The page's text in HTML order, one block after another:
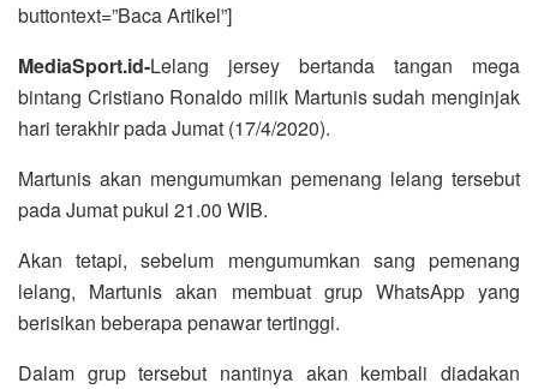
buttontext=”Baca Artikel”]
MediaSport.id-Lelang jersey bertanda tangan mega
bintang Cristiano Ronaldo milik Martunis sudah menginjak
hari terakhir pada Jumat (17/4/2020).
Martunis akan mengumumkan pemenang lelang tersebut
pada Jumat pukul 21.00 WIB.
Akan tetapi, sebelum mengumumkan sang pemenang
lelang, Martunis akan membuat grup WhatsApp yang
berisikan beberapa penawar tertinggi.
Dalam grup tersebut nantinya akan kembali diadakan